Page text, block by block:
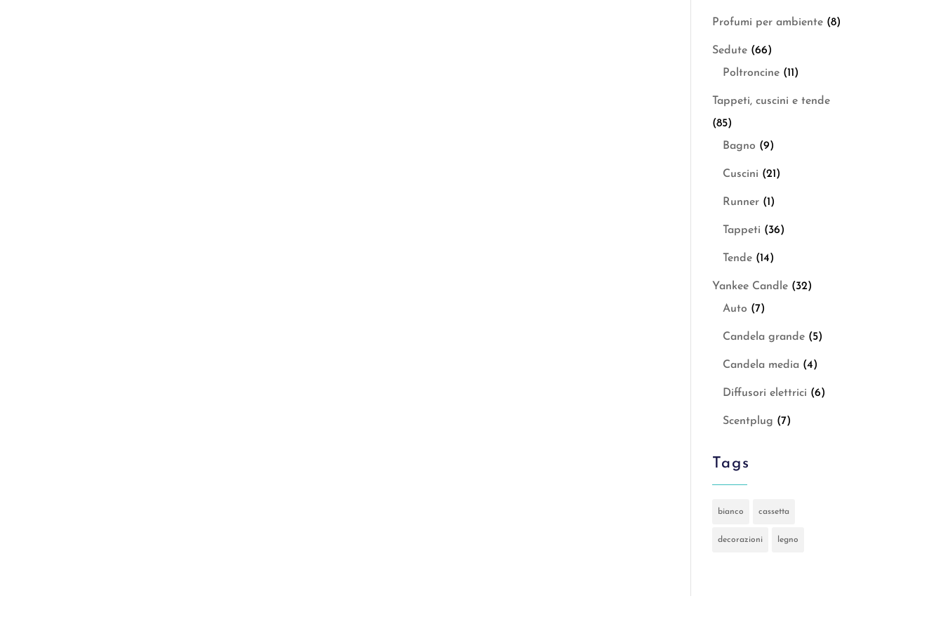
Profumi per ambiente (8)
Sedute (66)
Poltroncine (11)
Tappeti, cuscini e tende
(85)
Bagno (9)
Cuscini (21)
Runner (1)
Tappeti (36)
Tende (14)
Yankee Candle (32)
Auto (7)
Candela grande (5)
Candela media (4)
Diffusori elettrici (6)
Scentplug (7)
Tags
bianco cassetta
decorazioni legno